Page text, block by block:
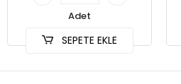
Adet
SEPETE EKLE